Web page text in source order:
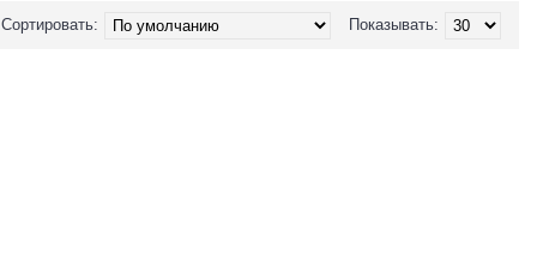
Показывать:
Сортировать: